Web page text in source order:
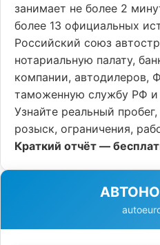
занимает не более 2
более 13 официальных
Российский союз
нотариальную палату,
компании, автодилеров,
таможенную службу РФ и
Узнайте реальный
розыск, ограничения,
Краткий отчёт —